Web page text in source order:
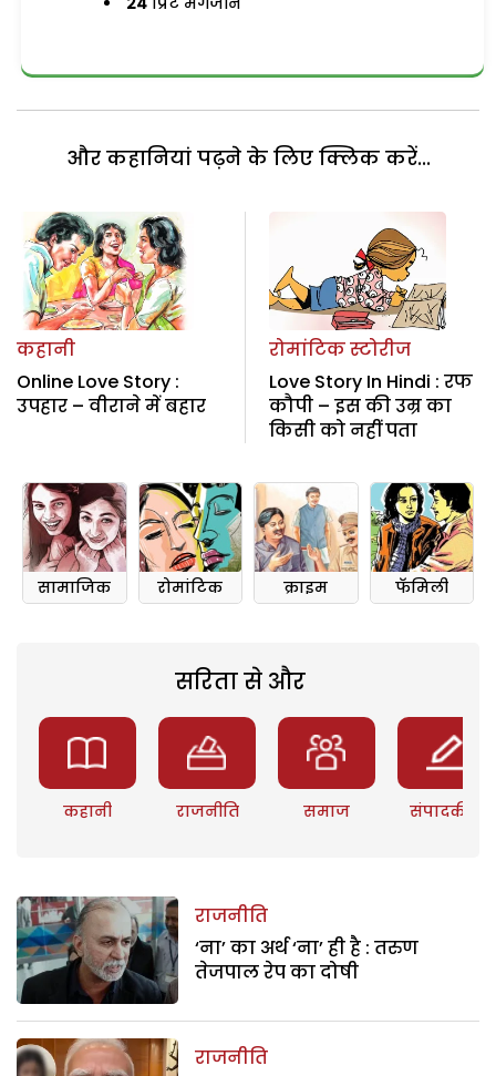
और कहानियां पढ़ने के लिए क्लिक करें...
कहानी
Online Love Story :
उपहार – वीराने में बहार
रोमांटिक स्टोरीज
Love Story In Hindi : रफ
कौपी – इस की उम्र का
किसी को नहीं पता
सामाजिक रोमांटिक क्राइम फॅमिली
सरिता से और
कहानी राजनीति समाज संपादकीय
राजनीति
‘ना’ का अर्थ ‘ना’ ही है : तरुण
तेजपाल रेप का दोषी
राजनीति